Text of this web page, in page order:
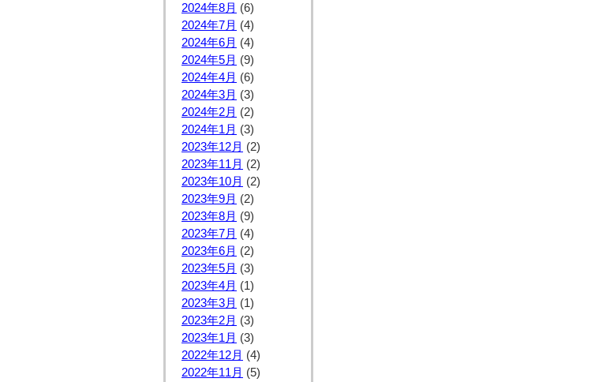
2024年8月 (6)
2024年7月 (4)
2024年6月 (4)
2024年5月 (9)
2024年4月 (6)
2024年3月 (3)
2024年2月 (2)
2024年1月 (3)
2023年12月 (2)
2023年11月 (2)
2023年10月 (2)
2023年9月 (2)
2023年8月 (9)
2023年7月 (4)
2023年6月 (2)
2023年5月 (3)
2023年4月 (1)
2023年3月 (1)
2023年2月 (3)
2023年1月 (3)
2022年12月 (4)
2022年11月 (5)